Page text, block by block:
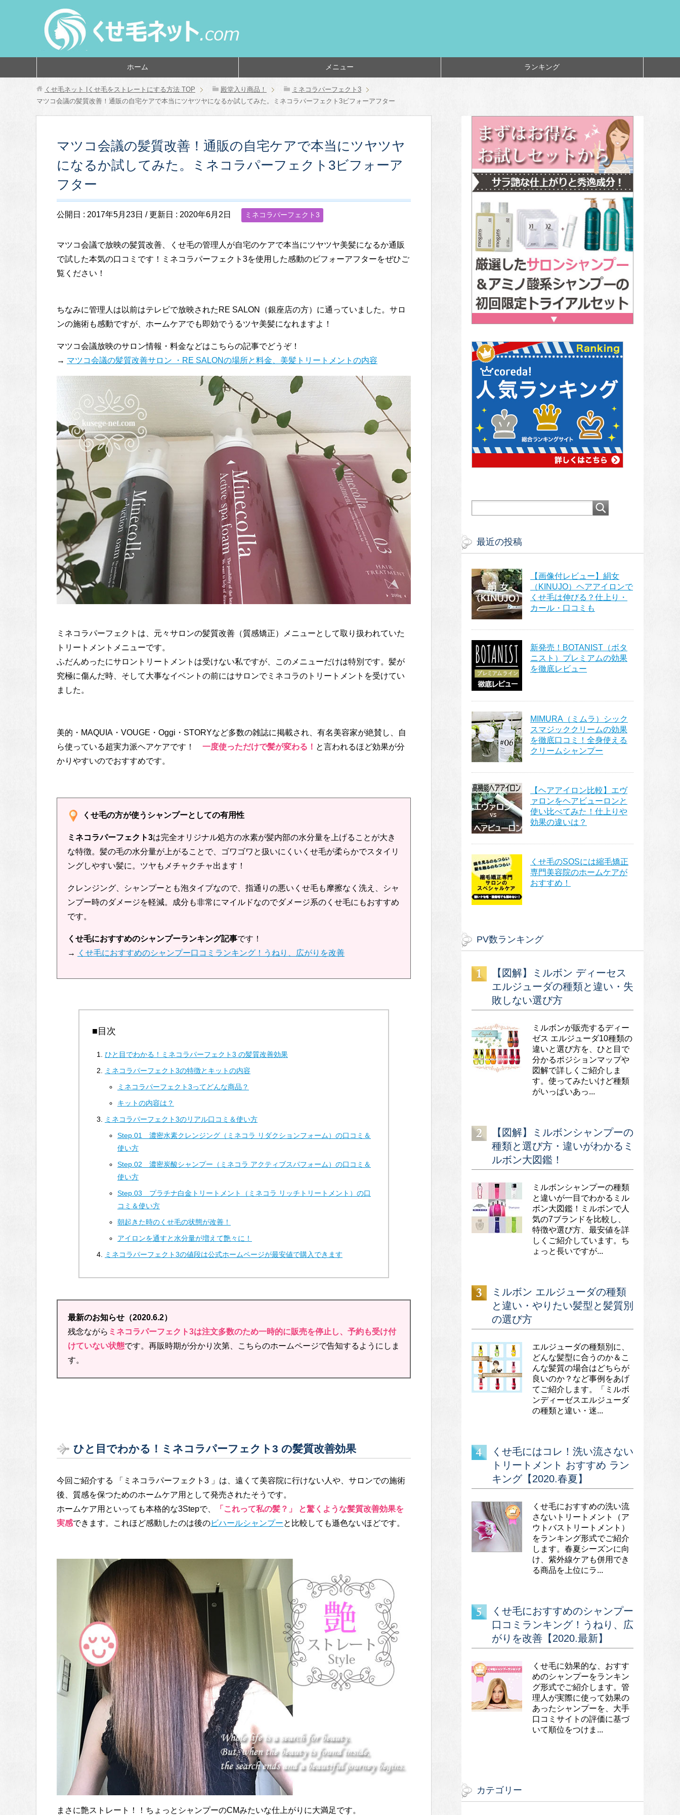
ホーム メニュー
スタイリング剤
シャンプー＆トリー
洗い流さないトリー
スペシャルケア
お得なお試しセット
ストレートアイロン
ドライヤー
縮毛矯正
梅雨・雨の日のくせ
髪と頭皮の日焼け対
悩み別くせ毛対処法
おすすめヘアブラシ
くせ毛の基礎知識
白髪の悩み
殿堂入り商品！
ランキング
くせ毛ネット |くせ毛をストレートにする方法 TOP 殿堂入り商品！
ミネコラパーフェクト3
マツコ会議の髪質改善！通販の自宅ケアで本当にツヤツヤになるか試してみた。ミネコラパーフェクト3ビフォーアフター
マツコ会議の髪質改善！通販の自宅ケアで本当にツヤツヤ
になるか試してみた。ミネコラパーフェクト3ビフォーア
フター
公開日 : 2017年5月23日 / 更新日 : 2020年6月2日 ミネコラパーフェクト3
マツコ会議で放映の髪質改善、くせ毛の管理人が自宅のケアで本当にツヤツヤ美髪になるか通販
で試した本気の口コミです！ミネコラパーフェクト3を使用した感動のビフォーアフターをぜひご
覧ください！
ちなみに管理人は以前はテレビで放映されたRE SALON（銀座店の方）に通っていました。サロ
ンの施術も感動ですが、ホームケアでも即効でうるツヤ美髪になれますよ！
マツコ会議放映のサロン情報・料金などはこちらの記事でどうぞ！
→ マツコ会議の髪質改善サロン ・RE SALONの場所と料金、美髪トリートメントの内容
ミネコラパーフェクトは、元々サロンの髪質改善（質感矯正）メニューとして取り扱われていた
トリートメントメニューです。
ふだんめったにサロントリートメントは受けない私ですが、このメニューだけは特別です。髪が
究極に傷んだ時、そして大事なイベントの前にはサロンでミネコラのトリートメントを受けてい
ました。
美的・MAQUIA・VOUGE・Oggi・STORYなど多数の雑誌に掲載され、有名美容家が絶賛し、自
ら使っている超実力派ヘアケアです！ 一度使っただけで髪が変わる！ と言われるほど効果が分
かりやすいのでおすすめです。
くせ毛の方が使うシャンプーとしての有用性
ミネコラパーフェクト3は完全オリジナル処方の水素が髪内部の水分量を上げることが大き
な特徴。髪の毛の水分量が上がることで、ゴワゴワと扱いにくいくせ毛が柔らかでスタイリ
ングしやすい髪に。ツヤもメチャクチャ出ます！
クレンジング、シャンプーとも泡タイプなので、指通りの悪いくせ毛も摩擦なく洗え、シャ
ンプー時のダメージを軽減。成分も非常にマイルドなのでダメージ系のくせ毛にもおすすめ
です。
くせ毛におすすめのシャンプーランキング記事です！
→
くせ毛におすすめのシャンプー口コミランキング！うねり、広がりを改善
■目次
ひと目でわかる！ミネコラパーフェクト3 の髪質改善効果
ミネコラパーフェクト3の特徴とキットの内容
ミネコラパーフェクト3ってどんな商品？
キットの内容は？
ミネコラパーフェクト3のリアル口コミ＆使い方
Step.01 濃密水素クレンジング（ミネコラ リダクションフォーム）の口コミ＆
使い方
Step.02 濃密炭酸シャンプー（ミネコラ アクティブスパフォーム）の口コミ＆
使い方
Step.03 プラチナ白金トリートメント（ミネコラ リッチトリートメント）の口
コミ＆使い方
朝起きた時のくせ毛の状態が改善！
アイロンを通すと水分量が増えて艶々に！
ミネコラパーフェクト3の値段は公式ホームページが最安値で購入できます
最新のお知らせ（2020.6.2）
残念ながら ミネコラパーフェクト3は注文多数のため一時的に販売を停止し、予約も受け付
けていない状態です。再販時期が分かり次第、こちらのホームページで告知するようにしま
す。
ひと目でわかる！ミネコラパーフェクト3 の髪質改善効果
今回ご紹介する 「ミネコラパーフェクト3 」は、遠くて美容院に行けない人や、サロンでの施術
後、質感を保つためのホームケア用として発売されたそうです。
ホームケア用といっても本格的な3Stepで、
「これって私の髪？」 と驚くような髪質改善効果を
実感できます。これほど感動したのは後のビハールシャンプーと比較しても遜色ないほどです。
まさに艶ストレート！！ちょっとシャンプーのCMみたいな仕上がりに大満足です。
最近の投稿
【画像付レビュー】絹女
（KINUJO）ヘアアイロンで
くせ毛は伸びる？仕上り・
カール・口コミも
新発売！BOTANIST（ボタ
ニスト）プレミアムの効果
を徹底レビュー
MIMURA（ミムラ）シック
スマジッククリームの効果
を徹底口コミ！全身使える
クリームシャンプー
【ヘアアイロン比較】エヴ
ァロンをヘアビューロンと
使い比べてみた！仕上りや
効果の違いは？
くせ毛のSOSには縮毛矯正
専門美容院のホームケアが
おすすめ！
PV数ランキング
【図解】ミルボン ディーセス
エルジューダの種類と違い・失
敗しない選び方
ミルボンが販売するディー
ゼス エルジューダ10種類の
違いと選び方を、ひと目で
分かるポジションマップや
図解で詳しくご紹介しま
す。使ってみたいけど種類
がいっぱいあっ...
【図解】ミルボンシャンプーの
種類と選び方・違いがわかるミ
ルボン大図鑑！
ミルボンシャンプーの種類
と違いが一目でわかるミル
ボン大図鑑！ミルボンで人
気の7ブランドを比較し、
特徴や選び方、最安値を詳
しくご紹介しています。ち
ょっと長いですが...
ミルボン エルジューダの種類
と違い・やりたい髪型と髪質別
の選び方
エルジューダの種類別に、
どんな髪型に合うのか＆こ
んな髪質の場合はどちらが
良いのか？など事例をあげ
てご紹介します。「ミルボ
ンディーゼスエルジューダ
の種類と違い・迷...
くせ毛にはコレ！洗い流さない
トリートメント おすすめ ラン
キング【2020.春夏】
くせ毛におすすめの洗い流
さないトリートメント（ア
ウトバストリートメント）
をランキング形式でご紹介
します。春夏シーズンに向
け、紫外線ケアも併用でき
る商品を上位にラ...
くせ毛におすすめのシャンプー
口コミランキング！うねり、広
がりを改善【2020.最新】
くせ毛に効果的な、おすす
めのシャンプーをランキン
グ形式でご紹介します。管
理人が実際に使って効果の
あったシャンプーを、大手
口コミサイトの評価に基づ
いて順位をつけま...
カテゴリー